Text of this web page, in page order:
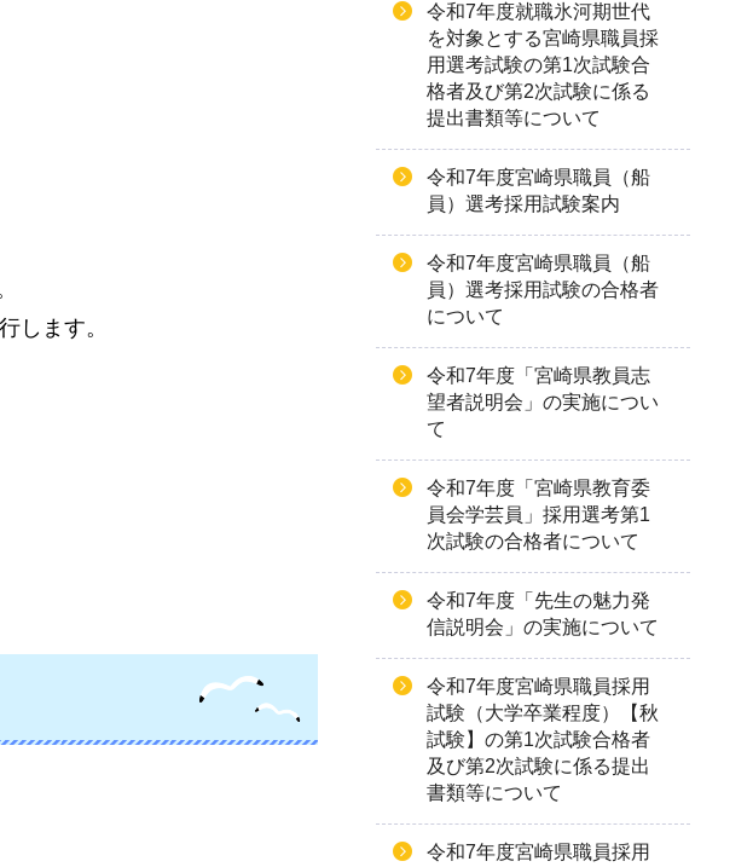
します。
令和7年度就職氷河期世代
を対象とする宮崎県職員採
用選考試験の第1次試験合
格者及び第2次試験に係る
提出書類等について
令和7年度宮崎県職員（船
員）選考採用試験案内
令和7年度宮崎県職員（船
員）選考採用試験の合格者
について
令和7年度「宮崎県教員志
望者説明会」の実施につい
て
令和7年度「宮崎県教育委
員会学芸員」採用選考第1
次試験の合格者について
令和7年度「先生の魅力発
信説明会」の実施について
令和7年度宮崎県職員採用
試験（大学卒業程度）【秋
試験】の第1次試験合格者
及び第2次試験に係る提出
書類等について
令和7年度宮崎県職員採用